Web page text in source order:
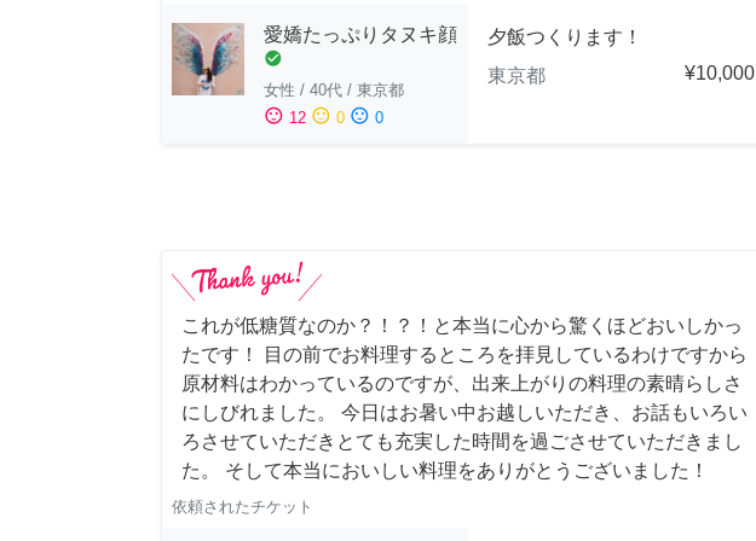
愛嬌たっぷりタヌキ顔
check_circle
女性 / 40代 / 東京都
sentiment_satisfied 12 sentiment_neutral 0 sentiment_dissatisfied 0
夕飯つくります！
東京都
¥10,000
これが低糖質なのか？！？！と本当に心から驚くほどおいしかっ
たです！ 目の前でお料理するところを拝見しているわけですから
原材料はわかっているのですが、出来上がりの料理の素晴らしさ
にしびれました。 今日はお暑い中お越しいただき、お話もいろい
ろさせていただきとても充実した時間を過ごさせていただきまし
た。 そして本当においしい料理をありがとうございました！
依頼されたチケット